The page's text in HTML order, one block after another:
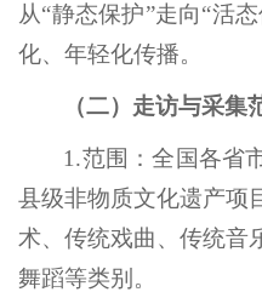
从“静态保护”走向“活
化、年轻化传播。
（二）走访与采集
1.范围：全国各省
县级非物质文化遗产项
术、传统戏曲、传统音
舞蹈等类别。